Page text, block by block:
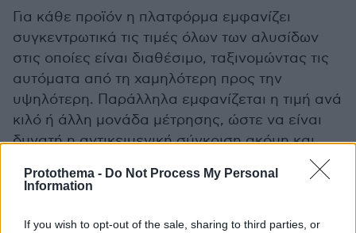
Protothema - Do Not Process My Personal
Information
If you wish to opt-out of the sale, sharing to third parties, or
Για κάθε προϊόν η πλατφόρμα εμφανίζει
συγκεντρωτικά τις τιμές όλων των αλυσίδων
στις οποίες είναι διαθέσιμο, ταξινομώντας τις
αυτόματα από τη χαμηλότερη προς την
υψηλότερη. Παράλληλα εμφανίζεται η τιμή ανά
κιλό ή άλλη μονάδα μέτρησης, ώστε να είναι
δυνατή η αντικειμενική σύγκριση ακόμη και
χαμηλότερη διαθέσιμη τιμή με ειδική ένδειξη